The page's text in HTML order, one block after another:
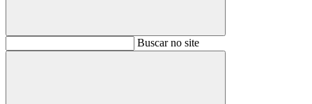
BuscarBuscar no site